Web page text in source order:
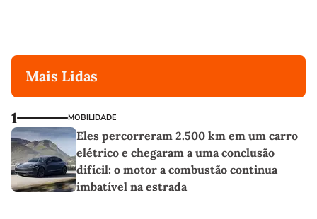
Mais Lidas
1 MOBILIDADE
Eles percorreram 2.500 km em um carro
elétrico e chegaram a uma conclusão
difícil: o motor a combustão continua
imbatível na estrada